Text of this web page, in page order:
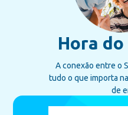
Hora
A conexão entre o
tudo o que importa
de